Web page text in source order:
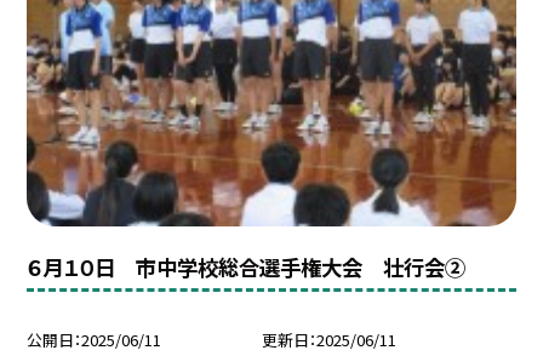
６月１０日 市中学校総合選手権大会 壮行会②
公開日 2025/06/11 更新日 2025/06/11